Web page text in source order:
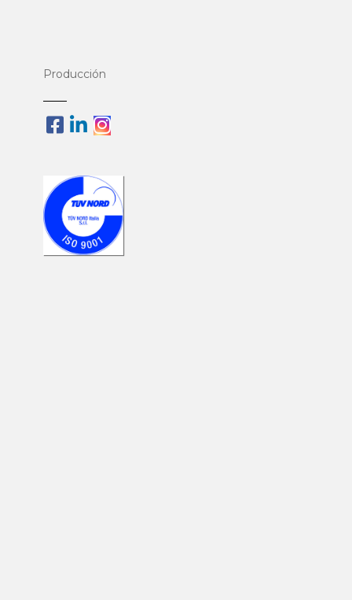
Producción